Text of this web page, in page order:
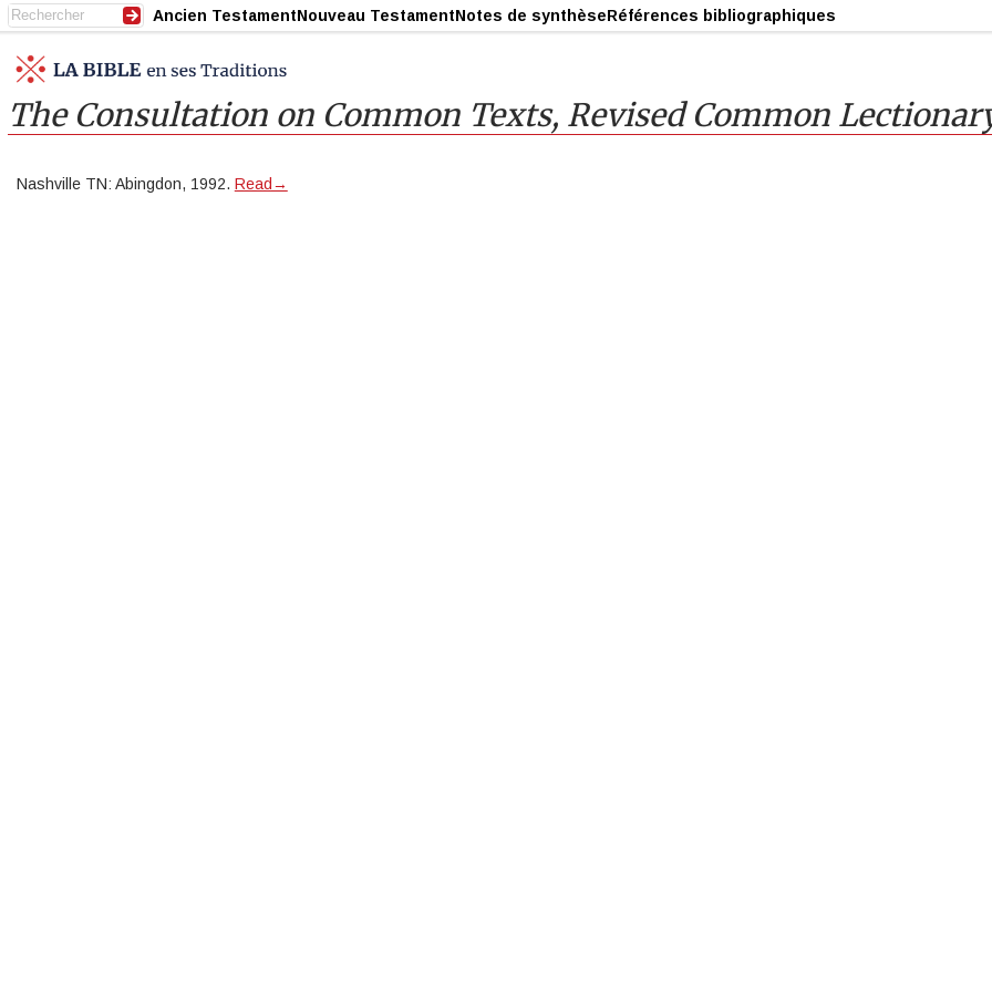
Ancien TestamentNouveau TestamentNotes de synthèseRéférences bibliographiques
The Consultation on Common Texts, Revised Common
Nashville TN: Abingdon, 1992. Read→